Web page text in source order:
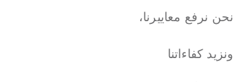
نحن نرفع معاييرنا،
ونزيد كفاءاتنا